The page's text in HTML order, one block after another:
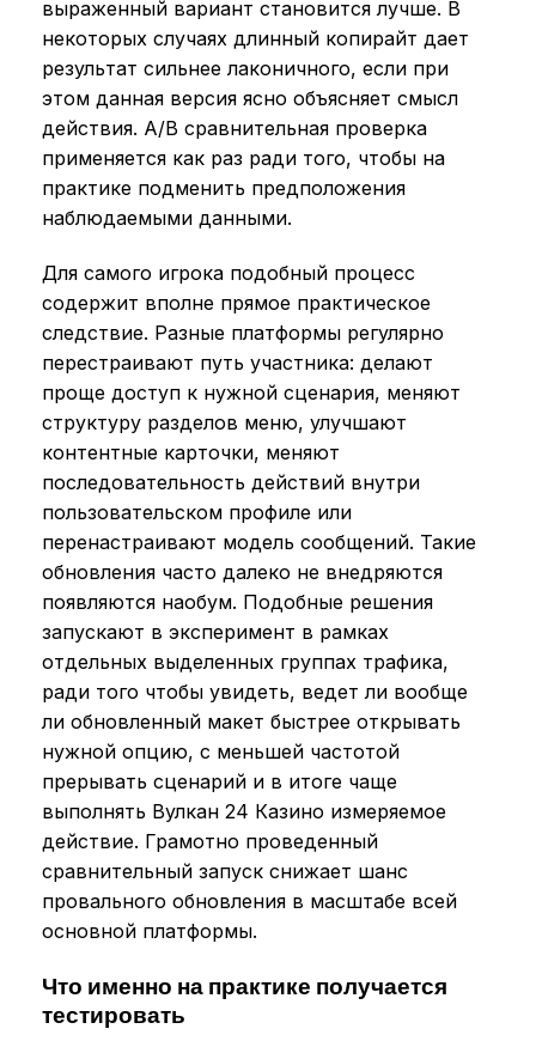
выраженный вариант становится лучше. В
некоторых случаях длинный копирайт дает
результат сильнее лаконичного, если при
этом данная версия ясно объясняет смысл
действия. A/B сравнительная проверка
применяется как раз ради того, чтобы на
практике подменить предположения
наблюдаемыми данными.
Для самого игрока подобный процесс
содержит вполне прямое практическое
следствие. Разные платформы регулярно
перестраивают путь участника: делают
проще доступ к нужной сценария, меняют
структуру разделов меню, улучшают
контентные карточки, меняют
последовательность действий внутри
пользовательском профиле или
перенастраивают модель сообщений. Такие
обновления часто далеко не внедряются
появляются наобум. Подобные решения
запускают в эксперимент в рамках
отдельных выделенных группах трафика,
ради того чтобы увидеть, ведет ли вообще
ли обновленный макет быстрее открывать
нужной опцию, с меньшей частотой
прерывать сценарий и в итоге чаще
выполнять Вулкан 24 Казино измеряемое
действие. Грамотно проведенный
сравнительный запуск снижает шанс
провального обновления в масштабе всей
основной платформы.
Что именно на практике получается
тестировать